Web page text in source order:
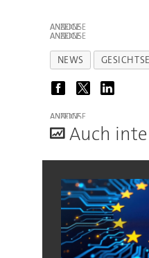
ANZEIGE
ANZEIGE
NEWS
ANZEIGE
Auch